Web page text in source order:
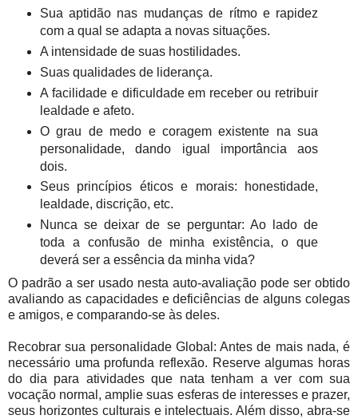
Sua aptidão nas mudanças de rítmo e rapidez
com a qual se adapta a novas situações.
A intensidade de suas hostilidades.
Suas qualidades de liderança.
A facilidade e dificuldade em receber ou retribuir
lealdade e afeto.
O grau de medo e coragem existente na sua
personalidade, dando igual importância aos
dois.
Seus princípios éticos e morais: honestidade,
lealdade, discrição, etc.
Nunca se deixar de se perguntar: Ao lado de
toda a confusão de minha existência, o que
deverá ser a essência da minha vida?
O padrão a ser usado nesta auto-avaliação pode ser obtido
avaliando as capacidades e deficiências de alguns colegas
e amigos, e comparando-se às deles.
Recobrar sua personalidade Global: Antes de mais nada, é
necessário uma profunda reflexão. Reserve algumas horas
do dia para atividades que nata tenham a ver com sua
vocação normal, amplie suas esferas de interesses e prazer,
seus horizontes culturais e intelectuais. Além disso, abra-se